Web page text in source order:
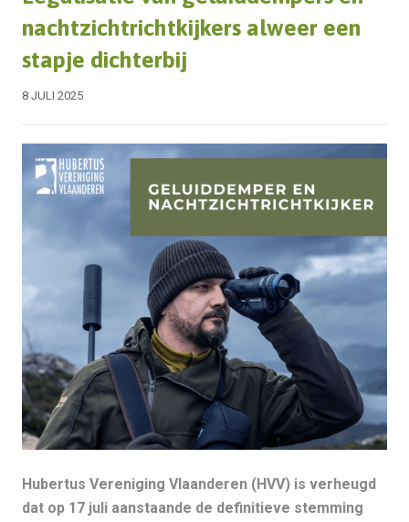
nachtzichtrichtkijkers alweer een
stapje dichterbij
8 JULI 2025
Hubertus Vereniging Vlaanderen (HVV) is verheugd
dat op 17 juli aanstaande de definitieve stemming